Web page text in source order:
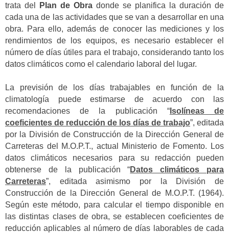
trata del
Plan de Obra donde se planifica la duración de
cada una de las actividades que se van a desarrollar en una
obra. Para ello, además de conocer las mediciones y los
rendimientos de los equipos, es necesario establecer el
número de días útiles para el trabajo, considerando tanto los
datos climáticos como el calendario laboral del lugar.
La previsión de los días trabajables en función de la
climatología puede estimarse de acuerdo con las
recomendaciones de la publicación “Isolíneas de
coeficientes de reducción de los días de trabajo”, editada
por la División de Construcción de la Dirección General de
Carreteras del M.O.P.T., actual Ministerio de Fomento.
Los
datos climáticos necesarios para su redacción pueden
obtenerse de la publicación “Datos climáticos para
Carreteras”, editada asimismo por la División de
Construcción de la Dirección General de M.O.P.T. (1964).
Según este método, para calcular el tiempo disponible en
las distintas clases de obra, se establecen coeficientes de
reducción aplicables al número de días laborables de cada